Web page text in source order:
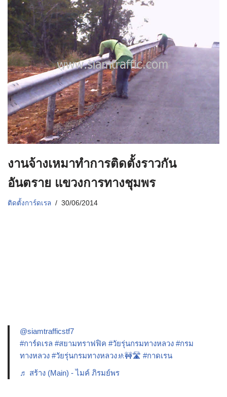
งานจ้างเหมาทำการติดตั้งราวกัน
อันตราย แขวงการทางชุมพร
ติดตั้งการ์ดเรล 30/06/2014
@siamtrafficstf7
#การ์ดเรล #สยามทราฟฟิค #วัยรุ่นกรมทางหลวง #กรม
ทางหลวง #วัยรุ่นกรมทางหลวง🚸🚧🛣️ #กาดเรน
♬ สร้าง (Main) - ไมค์ ภิรมย์พร